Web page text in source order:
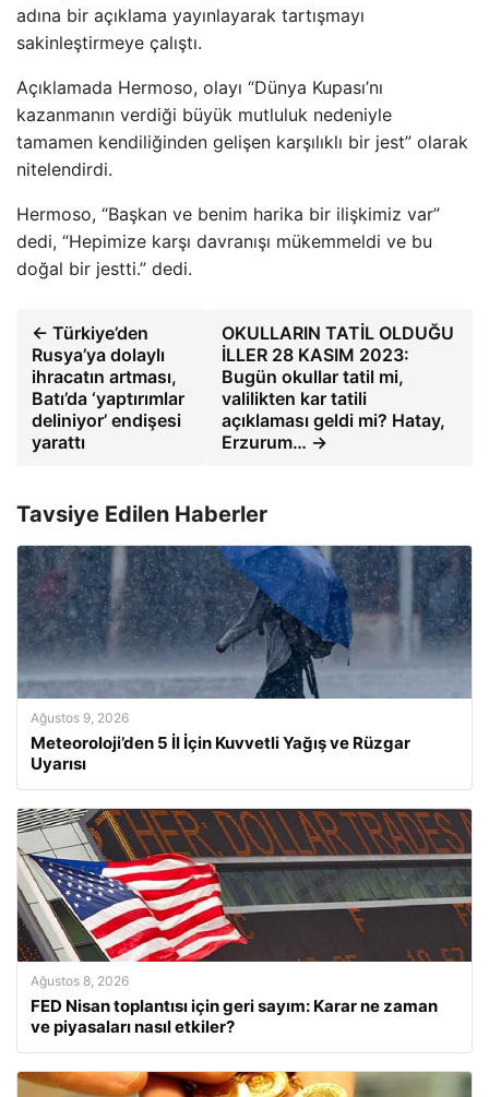
adına bir açıklama yayınlayarak tartışmayı
sakinleştirmeye çalıştı.
Açıklamada Hermoso, olayı “Dünya Kupası’nı
kazanmanın verdiği büyük mutluluk nedeniyle
tamamen kendiliğinden gelişen karşılıklı bir jest” olarak
nitelendirdi.
Hermoso, “Başkan ve benim harika bir ilişkimiz var”
dedi, “Hepimize karşı davranışı mükemmeldi ve bu
doğal bir jestti.” dedi.
← Türkiye’den
Rusya’ya dolaylı
ihracatın artması,
Batı’da ‘yaptırımlar
deliniyor’ endişesi
yarattı
OKULLARIN TATİL OLDUĞU
İLLER 28 KASIM 2023:
Bugün okullar tatil mi,
valilikten kar tatili
açıklaması geldi mi? Hatay,
Erzurum… →
Tavsiye Edilen Haberler
Ağustos 9, 2026
Meteoroloji’den 5 İl İçin Kuvvetli Yağış ve Rüzgar
Uyarısı
Ağustos 8, 2026
FED Nisan toplantısı için geri sayım: Karar ne zaman
ve piyasaları nasıl etkiler?